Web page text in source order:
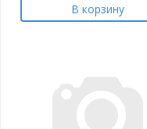
В корзину